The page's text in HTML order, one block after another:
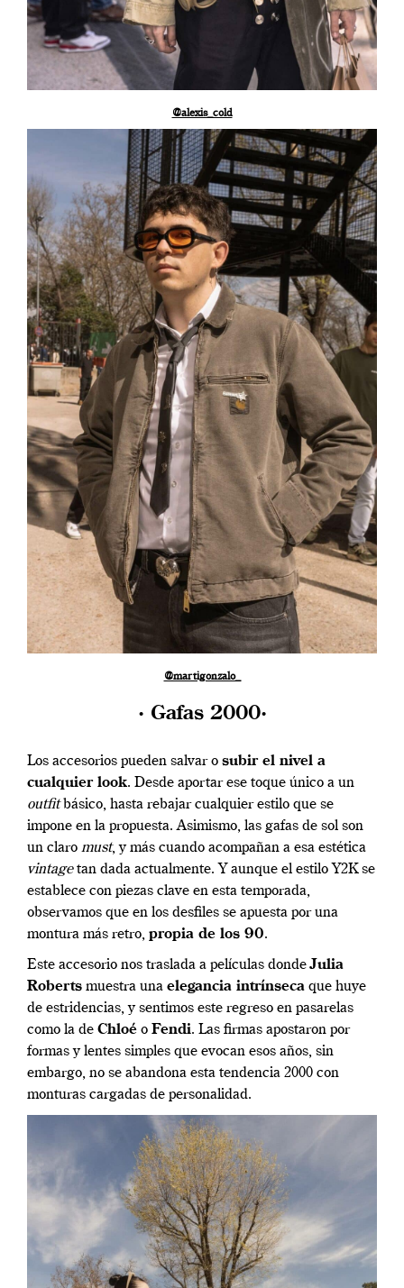
@alexis_cold
@martigonzalo_
· Gafas 2000·
Los accesorios pueden salvar o subir el nivel a
cualquier look. Desde aportar ese toque único a un
outfitbásico, hasta rebajar cualquier estilo que se
impone en la propuesta. Asimismo, las gafas de sol son
un claro must, y más cuando acompañan a esa estética
vintagetan dada actualmente. Y aunque el estilo Y2K se
establece con piezas clave en esta temporada,
observamos que en los desfiles se apuesta por una
montura más retro, propia de los 90.
Este accesorio nos traslada a películas dondeJulia
Roberts muestra una elegancia intrínseca que huye
de estridencias, y sentimos este regreso en pasarelas
como la de Chloé o Fendi. Las firmas apostaron por
formas y lentes simples que evocan esos años, sin
embargo, no se abandona esta tendencia 2000 con
monturas cargadas de personalidad.